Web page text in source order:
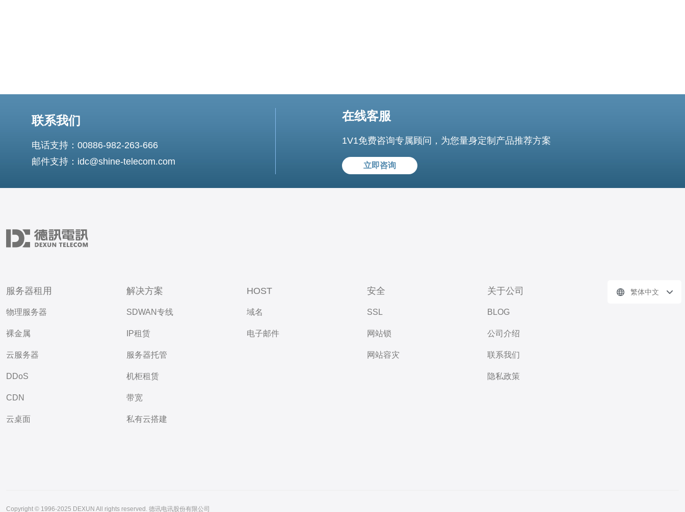
联系我们
电话支持：00886-982-263-666
邮件支持：idc@shine-telecom.com
在线客服
1V1免费咨询专属顾问，为您量身定制产品推荐方案
立即咨询
服务器租用
物理服务器
裸金属
云服务器
DDoS
CDN
云桌面
解决方案
SDWAN专线
IP租赁
服务器托管
机柜租赁
带宽
私有云搭建
HOST
域名
电子邮件
安全
SSL
网站锁
网站容灾
关于公司
BLOG
公司介绍
联系我们
隐私政策
繁体中文
Copyright © 1996-2025 DEXUN All rights reserved. 德讯电讯股份有限公司